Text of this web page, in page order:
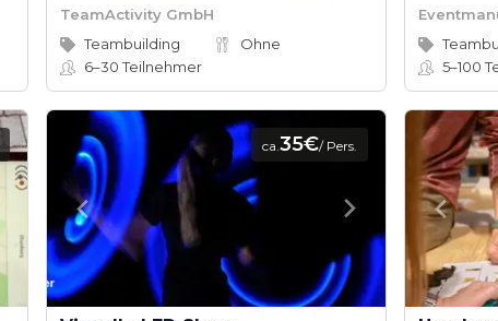
TeamActivity GmbH
Teambuilding
Ohne
6–30Teilnehmer
5–100
ca.35€/ Pers.